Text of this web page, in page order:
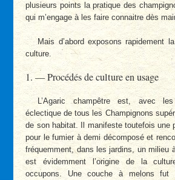
plusieurs points la pratique des
qui m’engage à les faire connaitre dès
Mais d’abord exposons rapidement
culture.
1. — Procédés de culture en usage
L’Agaric champêtre est, avec
éclectique de tous les Champignons
de son habitat. Il manifeste toutefois une
pour le fumier à demi décomposé et
fréquemment, dans les jardins, un milieu
est évidemment l’origine de la
occupons. Une couche à melons fut